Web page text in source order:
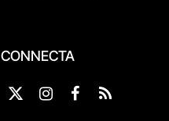
CONNECTA
X
Instagram
Facebook
RSS